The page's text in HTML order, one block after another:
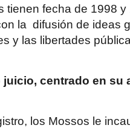
tienen fecha de 1998
la difusión de ideas
y las libertades
juicio, centrado en
los Mossos le